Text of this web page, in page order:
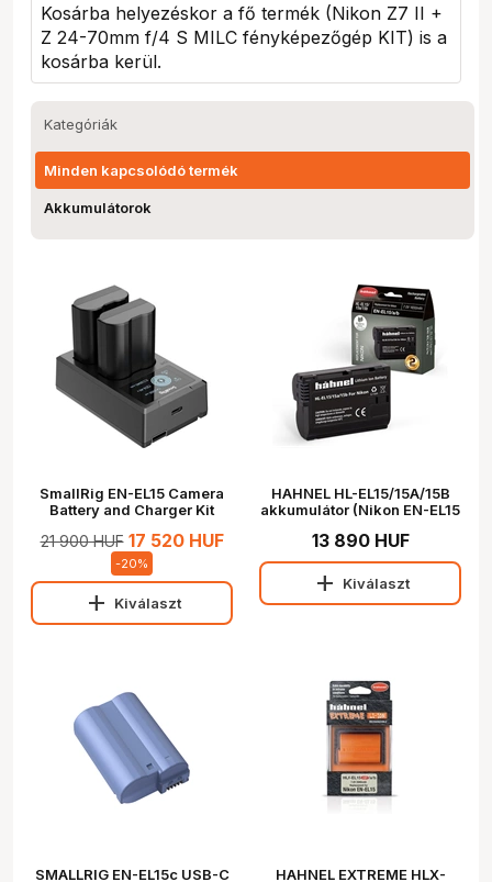
Kosárba helyezéskor a fő termék (Nikon Z7 II +
Z 24-70mm f/4 S MILC fényképezőgép KIT) is a
kosárba kerül.
Kategóriák
Minden kapcsolódó termék
Akkumulátorok
SmallRig EN-EL15 Camera
Battery and Charger Kit
21 900 HUF 17 520 HUF
-20%
add Kiválaszt
HAHNEL HL-EL15/15A/15B
akkumulátor (Nikon EN-EL15
13 890 HUF
add Kiválaszt
SMALLRIG EN-EL15c USB-C
HAHNEL EXTREME HLX-